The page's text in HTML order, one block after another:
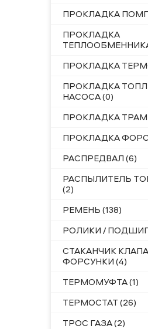
ПРОКЛАДКА
ПРОКЛАДКА
ПРОКЛАДКА
ПРОКЛАДКА
НАСОСА (0)
ПРОКЛАДКА
ПРОКЛАДКА
РАСПРЕДВАЛ (6)
РАСПЫЛИТЕЛЬ
(2)
РЕМЕНЬ (138)
РОЛИКИ /
СТАКАНЧИК
ФОРСУНКИ (4)
ТЕРМОМУФТА (1)
ТЕРМОСТАТ (26)
ТРОС ГАЗА (2)